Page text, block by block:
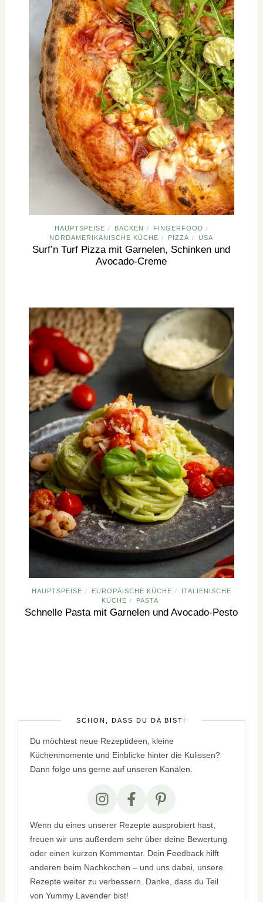
HAUPTSPEISE / BACKEN / FINGERFOOD /
NORDAMERIKANISCHE KÜCHE / PIZZA / USA
Surf’n Turf Pizza mit Garnelen, Schinken und
Avocado-Creme
HAUPTSPEISE / EUROPÄISCHE KÜCHE /
ITALIENISCHE
KÜCHE / PASTA
Schnelle Pasta mit Garnelen und Avocado-Pesto
SCHÖN, DASS DU DA BIST!
Du möchtest neue Rezeptideen, kleine
Küchenmomente und Einblicke hinter die Kulissen?
Dann folge uns gerne auf unseren Kanälen.
Wenn du eines unserer Rezepte ausprobiert hast,
freuen wir uns außerdem sehr über deine Bewertung
oder einen kurzen Kommentar. Dein Feedback hilft
anderen beim Nachkochen – und uns dabei, unsere
Rezepte weiter zu verbessern. Danke, dass du Teil
von Yummy Lavender bist!